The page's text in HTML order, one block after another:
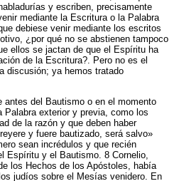
y escriben, precisamente
mediante la Escritura o la Palabra
debiese venir mediante los escritos
¿por qué no se abstienen tampoco
ellos se jactan de que el Espíritu ha
de la Escritura?. Pero no es el
discusión; ya hemos tratado
del Bautismo o en el momento
exterior y previa, como los
de la razón y que deben haber
y fuere bautizado, será salvo»
sean incrédulos y que recién
Espíritu y el Bautismo. 8 Cornelio,
los Hechos de los Apóstoles, había
judíos sobre el Mesías venidero. En